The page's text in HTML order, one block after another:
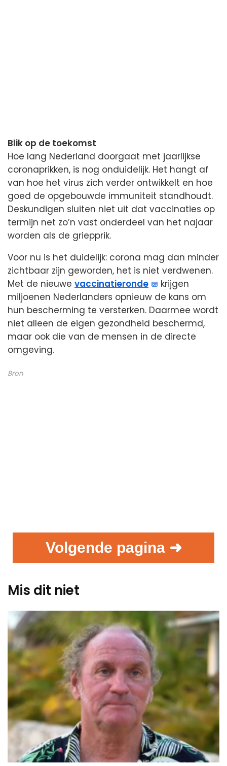
Blik op de toekomst
Hoe lang Nederland doorgaat met jaarlijkse
coronaprikken, is nog onduidelijk. Het hangt af
van hoe het virus zich verder ontwikkelt en hoe
goed de opgebouwde immuniteit standhoudt.
Deskundigen sluiten niet uit dat vaccinaties op
termijn net zo’n vast onderdeel van het najaar
worden als de griepprik.
Voor nu is het duidelijk: corona mag dan minder
zichtbaar zijn geworden, het is niet verdwenen.
Met de nieuwe vaccinatieronde
krijgen
miljoenen Nederlanders opnieuw de kans om
hun bescherming te versterken. Daarmee wordt
niet alleen de eigen gezondheid beschermd,
maar ook die van de mensen in de directe
omgeving.
Bron
Volgende pagina ➜
Mis dit niet